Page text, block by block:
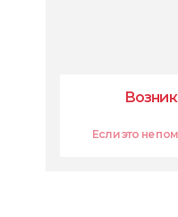
Если это не